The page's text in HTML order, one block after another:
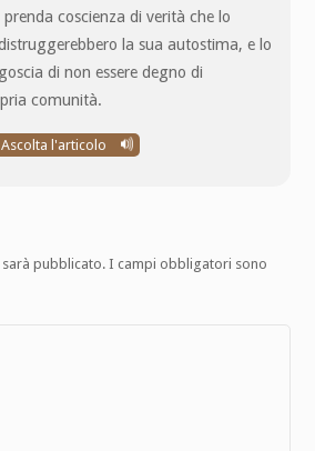
coscienza di verità che lo
la sua autostima, e lo
di non essere degno di
comunità.
Ascolta l'articolo
pubblicato. I campi obbligatori sono